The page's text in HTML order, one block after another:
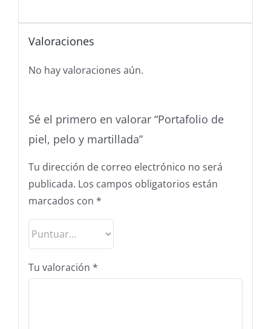
Valoraciones
No hay valoraciones aún.
Sé el primero en valorar “Portafolio de
piel, pelo y martillada”
Tu dirección de correo electrónico no será
publicada. Los campos obligatorios están
marcados con *
Tu valoración *